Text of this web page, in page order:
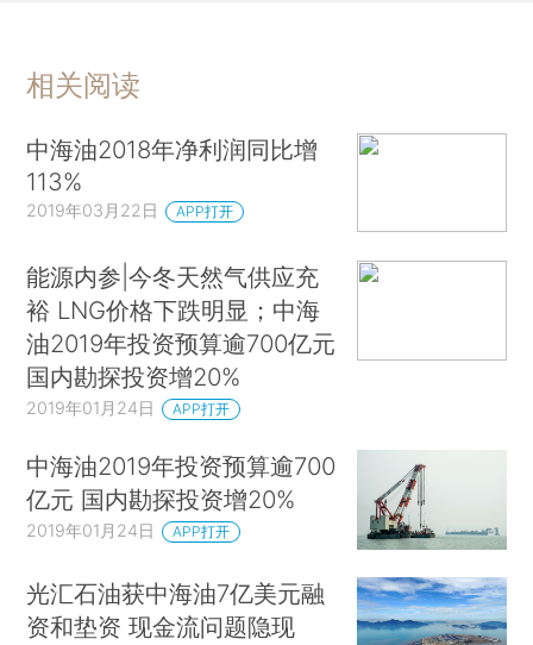
相关阅读
中海油2018年净利润同比增
113%
2019年03月22日 APP打开
能源内参|今冬天然气供应充
裕 LNG价格下跌明显；中海
油2019年投资预算逾700亿元
国内勘探投资增20%
2019年01月24日 APP打开
中海油2019年投资预算逾700
亿元 国内勘探投资增20%
2019年01月24日 APP打开
光汇石油获中海油7亿美元融
资和垫资 现金流问题隐现